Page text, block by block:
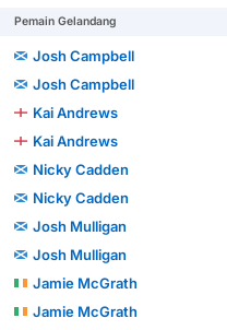
Pemain Gelandang
Josh Campbell
Josh Campbell
Kai Andrews
Kai Andrews
Nicky Cadden
Nicky Cadden
Josh Mulligan
Josh Mulligan
Jamie McGrath
Jamie McGrath